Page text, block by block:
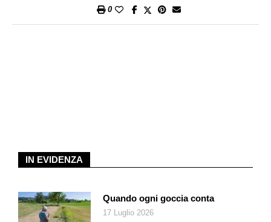
nelle giornate più “calde” dell’anno il termometro sale fino
sono stato selezionato per la mia prima missione, ho sentito
esplodere dentro di me mille emozioni. E lo stesso è successo
se sai che laggiù, quando sarai al Polo Sud, ti ritroverai a fare
le stesse cose della prima volta, non puoi non provare
0
IN EVIDENZA
Quando ogni goccia conta
17 Luglio 2026